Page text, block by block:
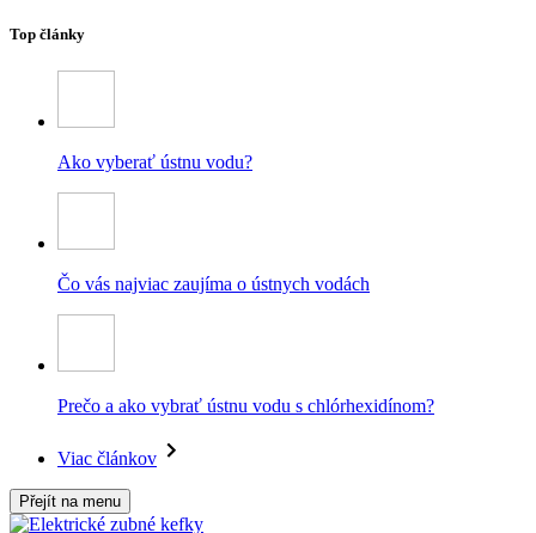
Top články
Ako vyberať ústnu vodu?
Čo vás najviac zaujíma o ústnych vodách
Prečo a ako vybrať ústnu vodu s chlórhexidínom?
Viac článkov
Přejít na menu